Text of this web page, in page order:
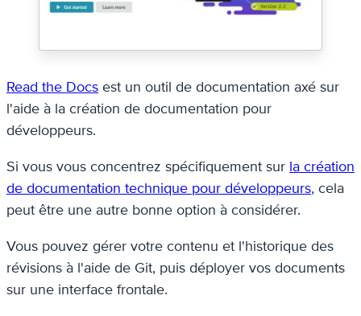
Read the Docs est un outil de documentation axé sur
l'aide à la création de documentation pour
développeurs.
Si vous vous concentrez spécifiquement sur la création
de documentation technique pour développeurs, cela
peut être une autre bonne option à considérer.
Vous pouvez gérer votre contenu et l'historique des
révisions à l'aide de Git, puis déployer vos documents
sur une interface frontale.